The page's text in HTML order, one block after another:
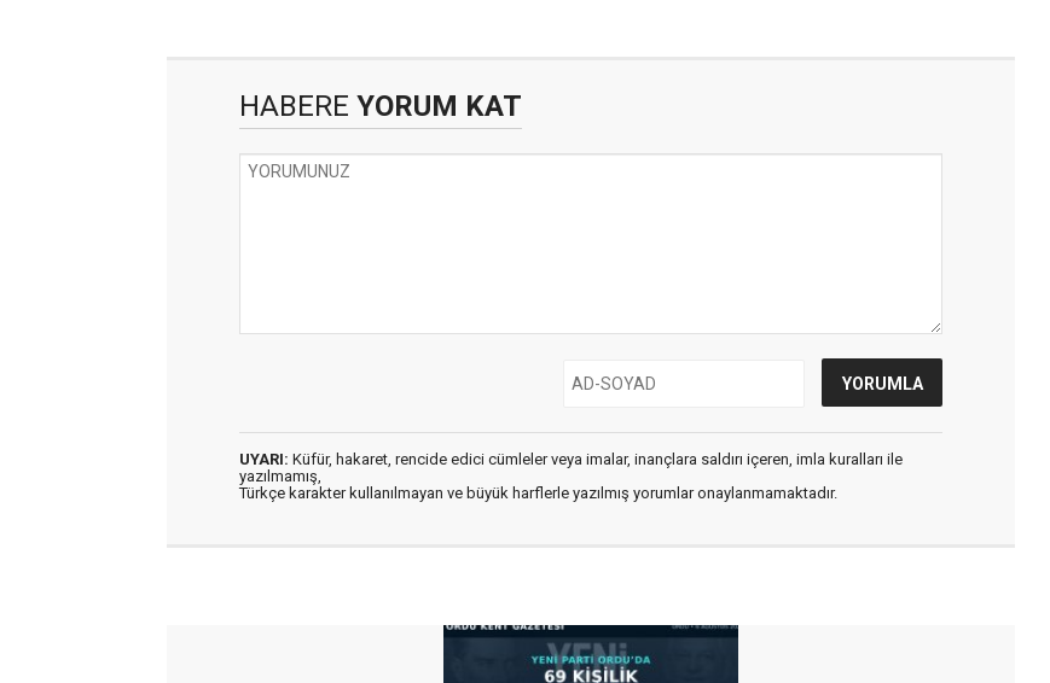
HABERE YORUM KAT
UYARI: Küfür, hakaret, rencide edici cümleler veya imalar, inançlara saldırı içeren, imla kuralları ile
yazılmamış,
Türkçe karakter kullanılmayan ve büyük harflerle yazılmış yorumlar onaylanmamaktadır.